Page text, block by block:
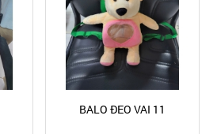
BALO ĐEO VAI 11